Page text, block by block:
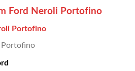
Ford Neroli Portofino
Portofino
Portofino